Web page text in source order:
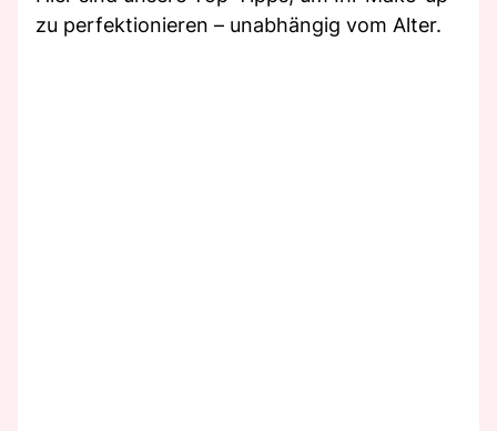
zu perfektionieren – unabhängig vom Alter.